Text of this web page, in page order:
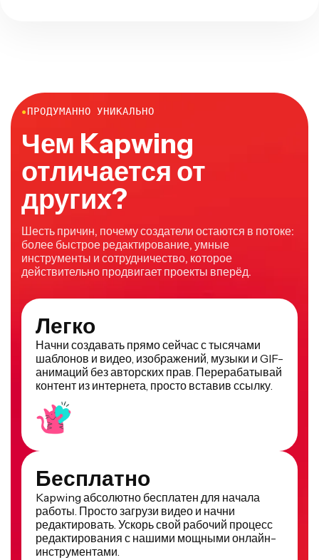
● ПРОДУМАННО УНИКАЛЬНО
Чем Kapwing
отличается от
других?
Шесть причин, почему создатели остаются в потоке:
более быстрое редактирование, умные
инструменты и сотрудничество, которое
действительно продвигает проекты вперёд.
Легко
Начни создавать прямо сейчас с тысячами
шаблонов и видео, изображений, музыки и GIF-
анимаций без авторских прав. Перерабатывай
контент из интернета, просто вставив ссылку.
Бесплатно
Kapwing абсолютно бесплатен для начала
работы. Просто загрузи видео и начни
редактировать. Ускорь свой рабочий процесс
редактирования с нашими мощными онлайн-
инструментами.